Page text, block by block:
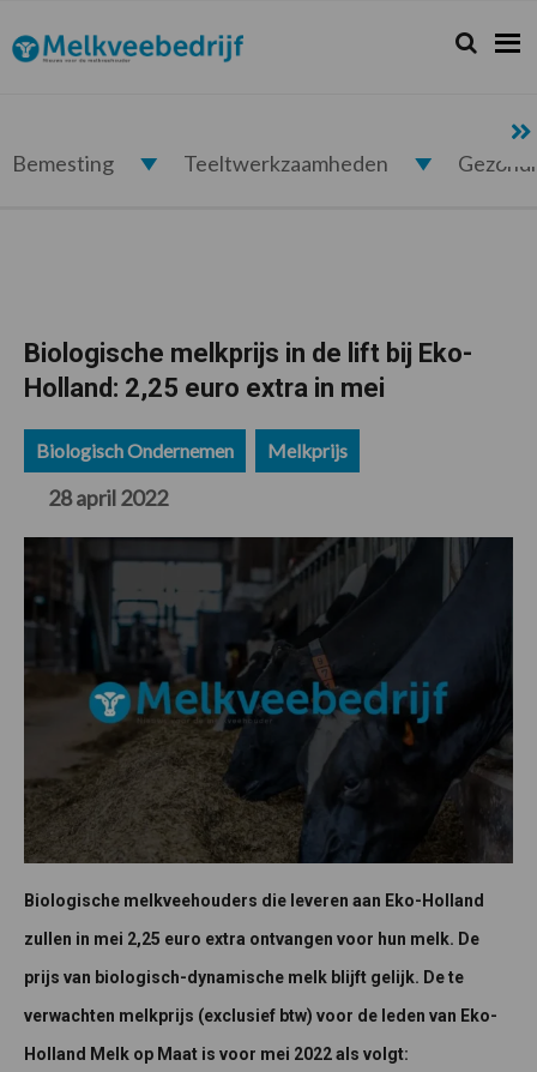
de
hoofdnavigatie
de
hoofd
de
eerste
de
voettekst
Melkveebedrijf.nl Zoeken...
Zoek
Bemesting Teeltwerkzaamheden
Biologische melkprijs in de lift bij Eko-
Holland: 2,25 euro extra in mei
Biologisch Ondernemen Melkprijs
28 april 2022
Biologische melkveehouders die leveren aan Eko-Holland
zullen in mei 2,25 euro extra ontvangen voor hun melk. De
prijs van biologisch-dynamische melk blijft gelijk. De te
verwachten melkprijs (exclusief btw) voor de leden van Eko-
Holland Melk op Maat is voor mei 2022 als volgt: